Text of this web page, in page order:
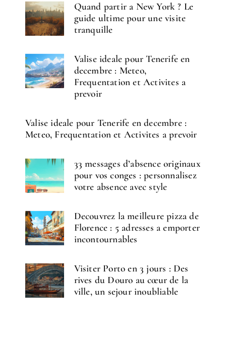
Quand partir a New York ? Le
guide ultime pour une visite
tranquille
Valise ideale pour Tenerife en
decembre : Meteo,
Frequentation et Activites a
prevoir
Valise ideale pour Tenerife en decembre :
Meteo, Frequentation et Activites a prevoir
33 messages d’absence originaux
pour vos conges : personnalisez
votre absence avec style
Decouvrez la meilleure pizza de
Florence : 5 adresses a emporter
incontournables
Visiter Porto en 3 jours : Des
rives du Douro au cœur de la
ville, un sejour inoubliable